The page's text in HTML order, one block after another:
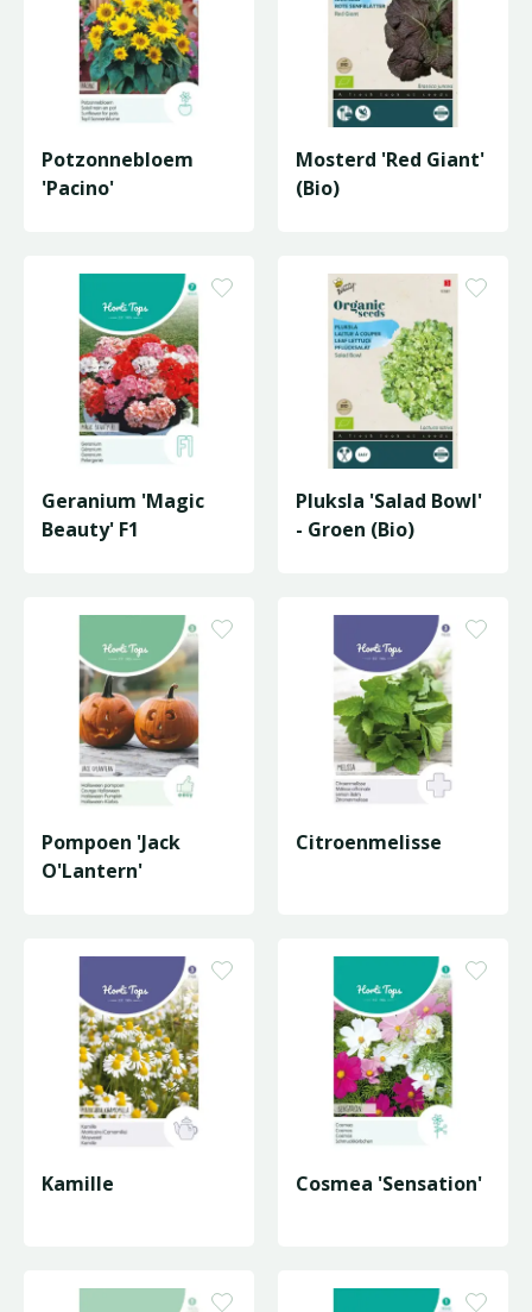
Potzonnebloem
'Pacino'
Mosterd 'Red Giant'
(Bio)
Geranium 'Magic
Beauty' F1
Pluksla 'Salad Bowl'
- Groen (Bio)
Pompoen 'Jack
O'Lantern'
Citroenmelisse
Kamille Cosmea 'Sensation'